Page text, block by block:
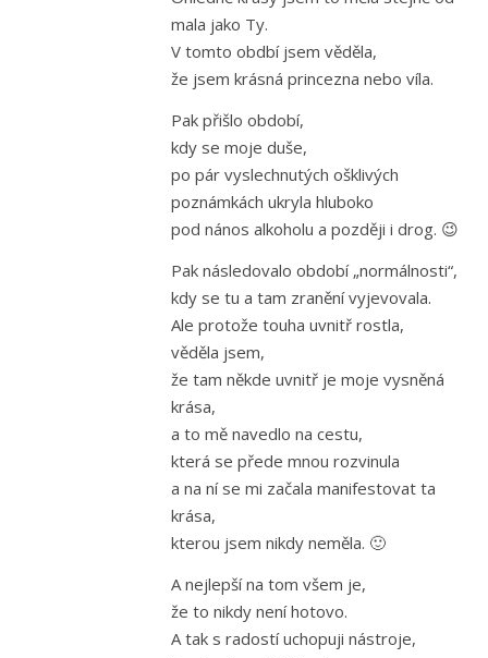
mala jako Ty.
V tomto obdbí jsem věděla,
že jsem krásná princezna nebo víla.
Pak přišlo období,
kdy se moje duše,
po pár vyslechnutých ošklivých
poznámkách ukryla hluboko
pod nános alkoholu a později i drog. 😉
Pak následovalo období „normálnosti“,
kdy se tu a tam zranění vyjevovala.
Ale protože touha uvnitř rostla,
věděla jsem,
že tam někde uvnitř je moje vysněná
krása,
a to mě navedlo na cestu,
která se přede mnou rozvinula
a na ní se mi začala manifestovat ta
krása,
kterou jsem nikdy neměla. 🙂
A nejlepší na tom všem je,
že to nikdy není hotovo.
A tak s radostí uchopuji nástroje,